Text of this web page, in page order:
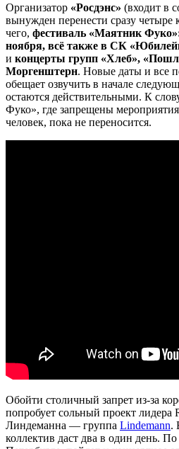
Организатор «Росдэнс» (входит в
вынужден перенести сразу
чего, фестиваль «Маятник
ноября, всё также в СК
и концерты групп «Хлеб»,
Моргенштерн. Новые даты и все
обещает озвучить в начале
остаются действительными. К
Фуко», где запрещены
человек, пока не переносится.
Обойти столичный запрет из-за
попробует сольный проект лидера
Линдеманна — группа Lindemann.
коллектив даст два в один день.